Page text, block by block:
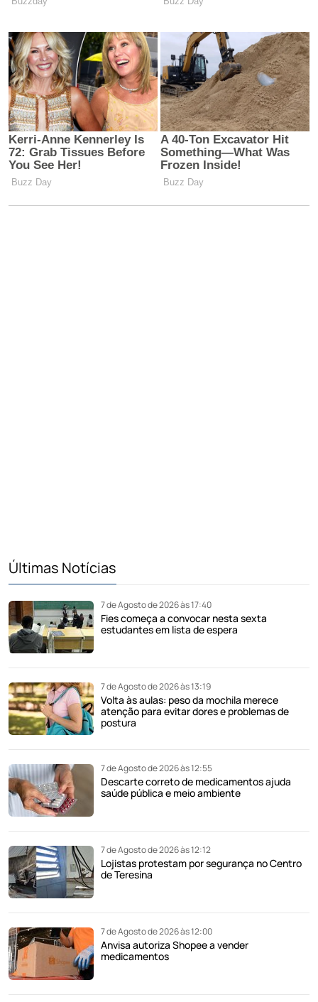
Últimas Notícias
7 de Agosto de 2026 às 17:40
Fies começa a convocar nesta sexta
estudantes em lista de espera
7 de Agosto de 2026 às 13:19
Volta às aulas: peso da mochila merece
atenção para evitar dores e problemas de
postura
7 de Agosto de 2026 às 12:55
Descarte correto de medicamentos ajuda
saúde pública e meio ambiente
7 de Agosto de 2026 às 12:12
Lojistas protestam por segurança no Centro
de Teresina
7 de Agosto de 2026 às 12:00
Anvisa autoriza Shopee a vender
medicamentos